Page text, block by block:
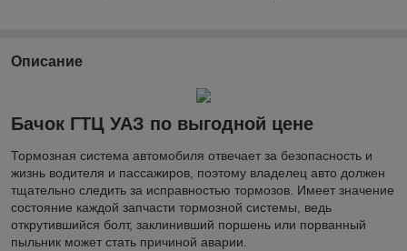
Описание
Бачок ГТЦ УАЗ по выгодной цене
Тормозная система автомобиля отвечает за безопасность и
жизнь водителя и пассажиров, поэтому владелец авто должен
тщательно следить за исправностью тормозов. Имеет значение
состояние каждой запчасти тормозной системы, ведь
открутившийся болт, заклинивший поршень или порванный
пыльник может стать причиной аварии.